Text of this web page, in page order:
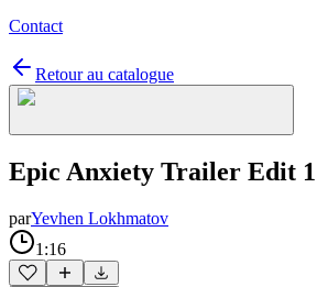
Contact
Retour au catalogue
Epic Anxiety Trailer Edit 1
parYevhen Lokhmatov
1:16